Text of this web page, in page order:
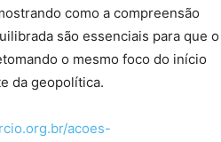
como a compreensão
são essenciais para que o
o mesmo foco do início
da geopolítica.
acoes-